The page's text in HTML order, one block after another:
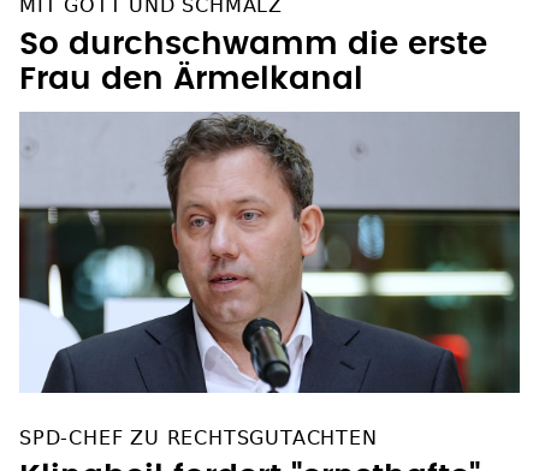
So durchschwamm die erste
Frau den Ärmelkanal
Klingbeil fordert "ernsthafte"